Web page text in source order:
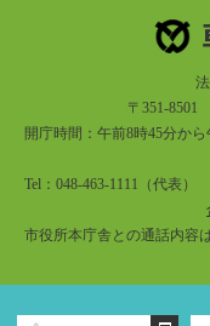
〒351-8501
開庁時間：午前8時45分か
Tel：048-463-1111（代表
市役所本庁舎との通話内容